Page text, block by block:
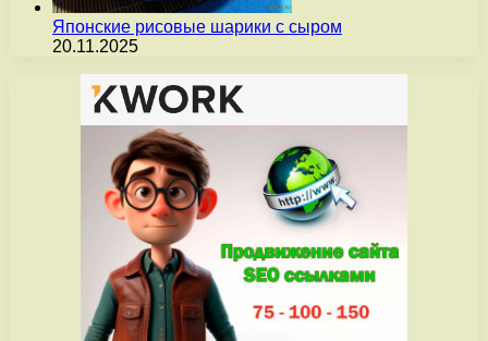
Японские рисовые шарики с сыром
20.11.2025